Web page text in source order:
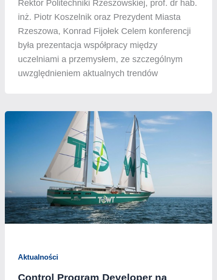
Rektor Politechniki Rzeszowskiej, prof. dr hab.
inż. Piotr Koszelnik oraz Prezydent Miasta
Rzeszowa, Konrad Fijołek Celem konferencji
była prezentacja współpracy między
uczelniami a przemysłem, ze szczególnym
uwzględnieniem aktualnych trendów
Aktualności
Control Program Developer na